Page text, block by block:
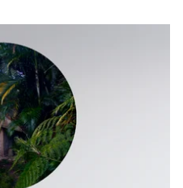
4,9
z
5
hvězdiček.